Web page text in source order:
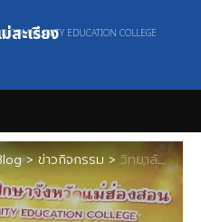
สะเรียง
COMMUNITY EDUCATION COLLEGE
>ข่าวกิจกรรม >วิทยาลัยการอาชีพแม่สะเรียง ร่วมกับ ที่ว่าการ อ.แม่สะเรียง เข้าร่วมโครงการ อำเภอ…ยิ้ม